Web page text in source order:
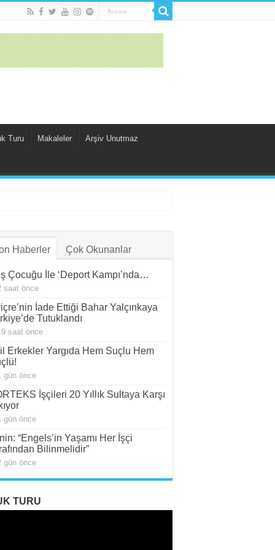
Turu Makaleler Arşiv Unutmaz
Haberler Çok Okunanlar
Çocuğu İle ‘Deport Kampı’nda…
saat önce
İade Ettiği Bahar Yalçınkaya
Tutuklandı
saat önce
Erkekler Yargıda Hem Suçlu Hem
gün önce
İşçileri 20 Yıllık Sultaya Karşı
gün önce
“Engels’in Yaşamı Her İşçi
Bilinmelidir”
gün önce
TURU